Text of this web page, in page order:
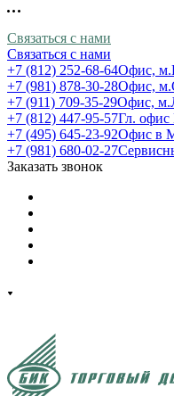
Связаться с нами
Связаться с нами
+7 (812) 252-68-64Офис,
+7 (981) 878-30-28Офис,
+7 (911) 709-35-29Офис,
+7 (812) 447-95-57Гл. офис
+7 (495) 645-23-92Офис в
+7 (981) 680-02-27
Заказать звонок